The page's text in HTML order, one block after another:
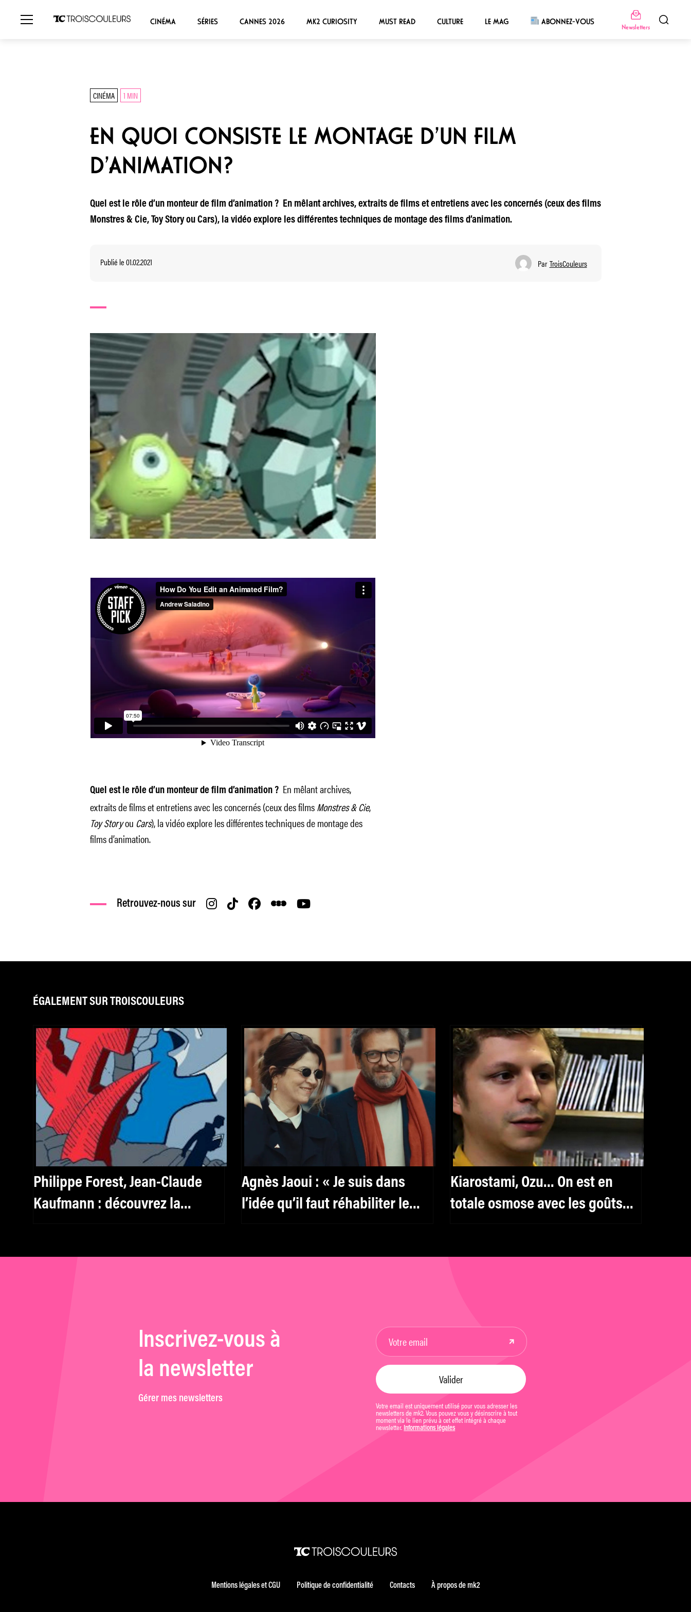
CINÉMA SÉRIES CANNES 2026 MK2 CURIOSITY MUST READ CULTURE LE MAG ABONNEZ-VOUS
Newsletters
CINÉMA 1 MIN
EN QUOI CONSISTE LE MONTAGE D’UN FILM
D’ANIMATION?
Quel est le rôle d’un monteur de film d’animation ? En mêlant archives, extraits de films et entretiens avec les concernés (ceux des films
Monstres & Cie, Toy Story ou Cars), la vidéo explore les différentes techniques de montage des films d’animation.
Publié le 01.02.2021 Par TroisCouleurs
Quel est le rôle d’un monteur de film d’animation ? En mêlant archives,
extraits de films et entretiens avec les concernés (ceux des filmsMonstres & Cie,
Toy Storyou Cars), la vidéo explore les différentes techniques de montage des
films d’animation.
Retrouvez-nous sur
ÉGALEMENT SUR TROISCOULEURS
Philippe Forest, Jean-Claude
Kaufmann : découvrez la
Agnès Jaoui : « Je suis dans
l’idée qu’il faut réhabiliter le
Kiarostami, Ozu… On est en
totale osmose avec les goûts
Inscrivez-vous à
la newsletter
Gérer mes newsletters
Votre email est uniquement utilisé pour vous adresser les
newsletters de mk2. Vous pouvez vous y désinscrire à tout
moment via le lien prévu à cet effet intégré à chaque
newsletter. Informations légales
Mentions légales et CGU Politique de confidentialité Contacts À propos de mk2